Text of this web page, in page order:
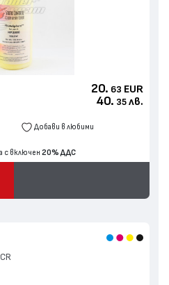
20. 63 EUR
40. 35 лв.
Добави в любими
с включен 20% ДДС